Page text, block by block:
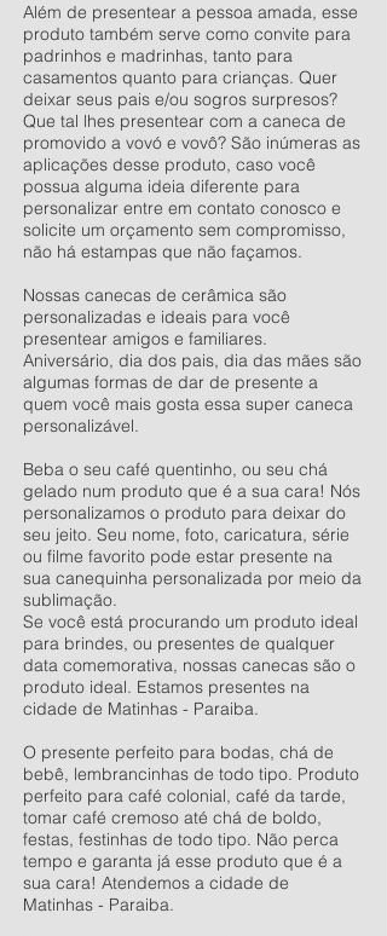
Além de presentear a pessoa amada, esse
produto também serve como convite para
padrinhos e madrinhas, tanto para
casamentos quanto para crianças. Quer
deixar seus pais e/ou sogros surpresos?
Que tal lhes presentear com a caneca de
promovido a vovó e vovô? São inúmeras as
aplicações desse produto, caso você
possua alguma ideia diferente para
personalizar entre em contato conosco e
solicite um orçamento sem compromisso,
não há estampas que não façamos.
Nossas canecas de cerâmica são
personalizadas e ideais para você
presentear amigos e familiares.
Aniversário, dia dos pais, dia das mães são
algumas formas de dar de presente a
quem você mais gosta essa super caneca
personalizável.
Beba o seu café quentinho, ou seu chá
gelado num produto que é a sua cara! Nós
personalizamos o produto para deixar do
seu jeito. Seu nome, foto, caricatura, série
ou filme favorito pode estar presente na
sua canequinha personalizada por meio da
sublimação.
Se você está procurando um produto ideal
para brindes, ou presentes de qualquer
data comemorativa, nossas canecas são o
produto ideal. Estamos presentes na
cidade de Matinhas - Paraiba.
O presente perfeito para bodas, chá de
bebê, lembrancinhas de todo tipo. Produto
perfeito para café colonial, café da tarde,
tomar café cremoso até chá de boldo,
festas, festinhas de todo tipo. Não perca
tempo e garanta já esse produto que é a
sua cara! Atendemos a cidade de
Matinhas - Paraiba.